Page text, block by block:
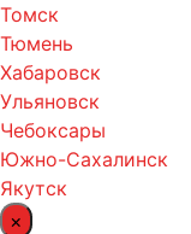
Томск
Тюмень
Хабаровск
Ульяновск
Чебоксары
Южно-Сахалинск
Якутск
×